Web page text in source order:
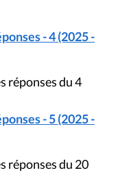
- 4 (2025 -
réponses du 4
- 5 (2025 -
réponses du 20